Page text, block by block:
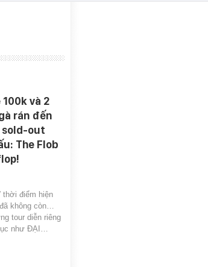
và 2
rán đến
sold-out
The Flob
thời điểm hiện
không còn…
tour diễn riêng
như ĐẠI…